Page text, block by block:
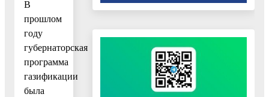
В
прошлом
году
губернаторская
программа
газификации
была